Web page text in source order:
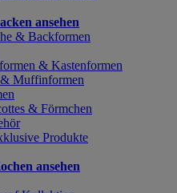
ansehen
& Backformen
& Kastenformen
Muffinformen
& Förmchen
Produkte
ansehen